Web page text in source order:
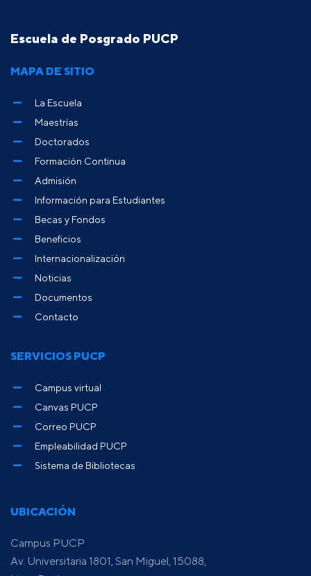
Escuela de Posgrado PUCP
UBICACIÓN
Campus PUCP
Av. Universitaria 1801, San Miguel, 15088,
MAPA DE SITIO
La Escuela
Maestrías
Doctorados
Formación Continua
Admisión
Información para Estudiantes
Becas y Fondos
Beneficios
Internacionalización
Noticias
Documentos
Contacto
SERVICIOS PUCP
Campus virtual
Canvas PUCP
Correo PUCP
Empleabilidad PUCP
Sistema de Bibliotecas